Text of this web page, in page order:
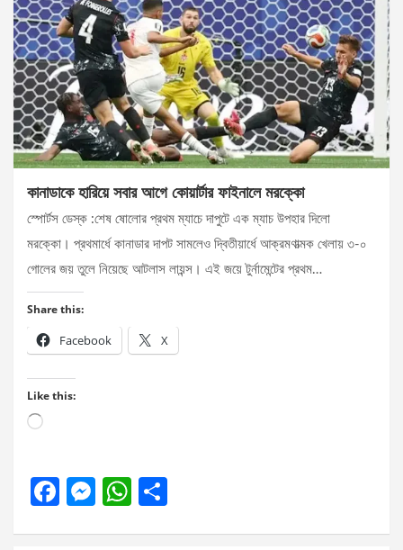
কানাডাকে হারিয়ে সবার আগে কোয়ার্টার ফাইনালে মরক্কো
স্পোর্টস ডেস্ক :শেষ ষোলোর প্রথম ম্যাচে দাপুটে এক ম্যাচ উপহার দিলো
মরক্কো। প্রথমার্ধে কানাডার দাপট সামলেও দ্বিতীয়ার্ধে আক্রমণাত্মক খেলায় ৩-০
গোলের জয় তুলে নিয়েছে আটলাস লায়ন্স। এই জয়ে টুর্নামেন্টের প্রথম…
Share this:
Facebook X
Like this:
Loading…
F
M W